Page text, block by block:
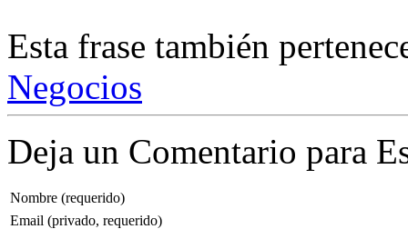
Esta frase también
Negocios
Deja un Comentario para
Nombre (requerido)
Email (privado, requerido)